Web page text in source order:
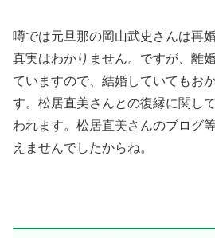
噂では元旦那の岡山武史さんは再
真実はわかりません。ですが、離
ていますので、結婚していてもお
す。松居直美さんとの復縁に関し
われます。松居直美さんのブログ
えませんでしたからね。